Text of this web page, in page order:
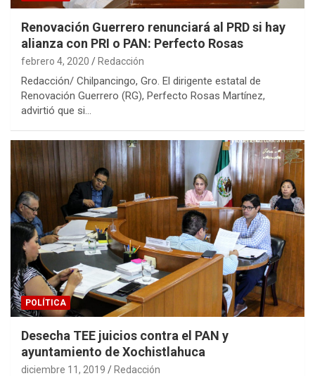
Renovación Guerrero renunciará al PRD si hay
alianza con PRI o PAN: Perfecto Rosas
febrero 4, 2020 Redacción
Redacción/ Chilpancingo, Gro. El dirigente estatal de
Renovación Guerrero (RG), Perfecto Rosas Martínez,
advirtió que si…
POLÍTICA
Desecha TEE juicios contra el PAN y
ayuntamiento de Xochistlahuca
diciembre 11, 2019 Redacción